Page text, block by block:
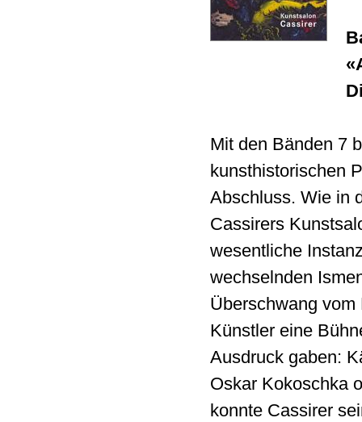
D
Mit den Bänden 7
kunsthistorischen
Abschluss. Wie in
Cassirers
wesentliche
wechselnden
Überschwang
Künstler eine
Ausdruck gaben:
Oskar Kokoschka
konnte Cassirer